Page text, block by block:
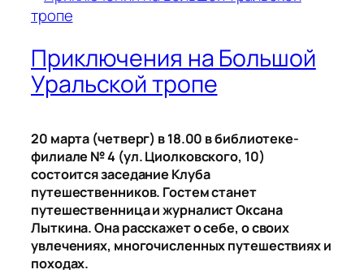
Приключения на Большой
Уральской тропе
20 марта (четверг) в 18.00 в библиотеке-
филиале № 4 (ул. Циолковского, 10)
состоится заседание Клуба
путешественников. Гостем станет
путешественница и журналист Оксана
Лыткина. Она расскажет о себе, о своих
увлечениях, многочисленных путешествиях и
походах.